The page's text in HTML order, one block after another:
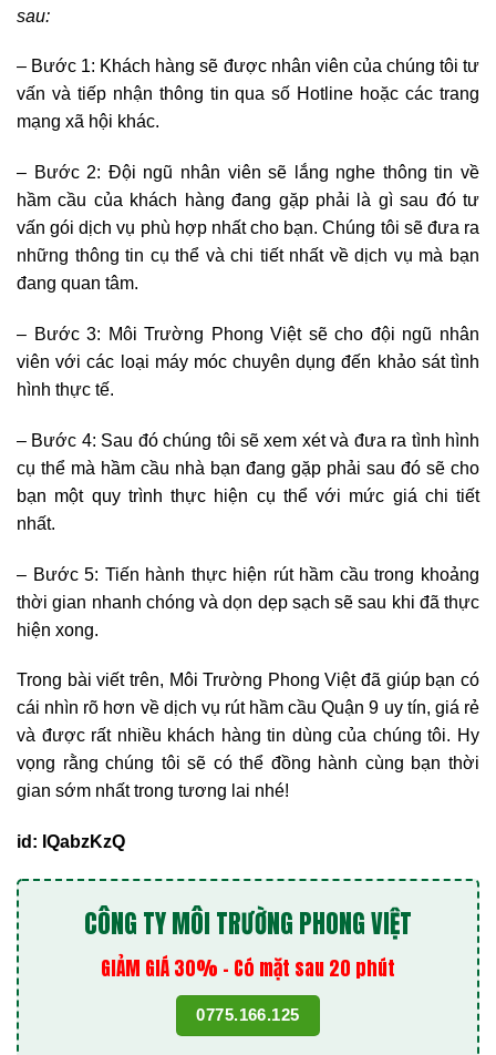
sau:
– Bước 1: Khách hàng sẽ được nhân viên của chúng tôi tư
vấn và tiếp nhận thông tin qua số Hotline hoặc các trang
mạng xã hội khác.
– Bước 2: Đội ngũ nhân viên sẽ lắng nghe thông tin về
hầm cầu của khách hàng đang gặp phải là gì sau đó tư
vấn gói dịch vụ phù hợp nhất cho bạn. Chúng tôi sẽ đưa ra
những thông tin cụ thể và chi tiết nhất về dịch vụ mà bạn
đang quan tâm.
– Bước 3: Môi Trường Phong Việt sẽ cho đội ngũ nhân
viên với các loại máy móc chuyên dụng đến khảo sát tình
hình thực tế.
– Bước 4: Sau đó chúng tôi sẽ xem xét và đưa ra tình hình
cụ thể mà hầm cầu nhà bạn đang gặp phải sau đó sẽ cho
bạn một quy trình thực hiện cụ thể với mức giá chi tiết
nhất.
– Bước 5: Tiến hành thực hiện rút hầm cầu trong khoảng
thời gian nhanh chóng và dọn dẹp sạch sẽ sau khi đã thực
hiện xong.
Trong bài viết trên, Môi Trường Phong Việt đã giúp bạn có
cái nhìn rõ hơn về dịch vụ rút hầm cầu Quận 9 uy tín, giá rẻ
và được rất nhiều khách hàng tin dùng của chúng tôi. Hy
vọng rằng chúng tôi sẽ có thể đồng hành cùng bạn thời
gian sớm nhất trong tương lai nhé!
id: IQabzKzQ
CÔNG TY MÔI TRƯỜNG PHONG VIỆT
GIẢM GIÁ 30% - Có mặt sau 20 phút
0775.166.125